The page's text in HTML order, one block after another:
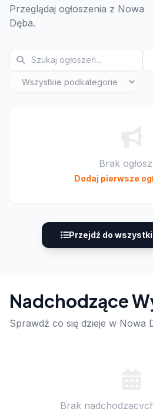
Przeglądaj ogłoszenia z Nowa
Dęba.
Brak
Dodaj pierwsze
Przejdź do
Nadchodzące
Sprawdź co się dzieje w Nowa
Brak